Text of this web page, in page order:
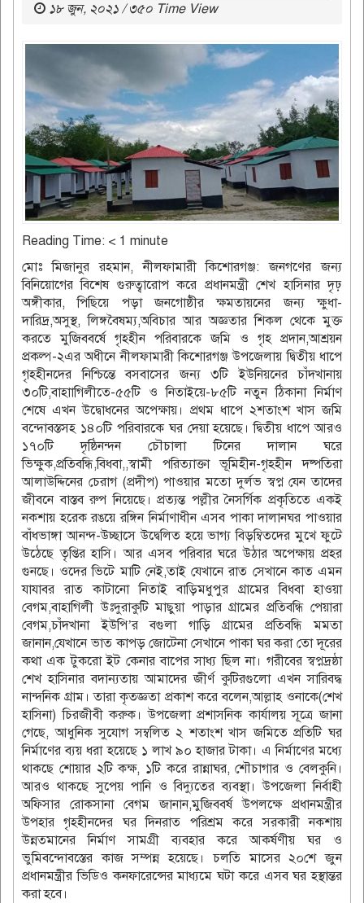
১৮ জুন, ২০২১ / ৩৫০ Time View
Reading Time: < 1 minute
মোঃ মিজানুর রহমান, নীলফামারী কিশোরগঞ্জ: জনগণের জন্য
বিনিয়োগের বিশেষ গুরুত্বারোপ করে প্রধানমন্ত্রী শেখ হাসিনার দৃঢ়
অঙ্গীকার, পিছিয়ে পড়া জনগোষ্ঠীর ক্ষমতায়নের জন্য ক্ষুধা-
দারিদ্র,অসুস্থ, লিঙ্গবৈষম্য,অবিচার আর অজ্ঞতার শিকল থেকে মুক্ত
করতে মুজিববর্ষে গৃহহীন পরিবারকে জমি ও গৃহ প্রদান,আশ্রয়ন
প্রকল্প-২এর অধীনে নীলফামারী কিশোরগঞ্জ উপজেলায় দ্বিতীয় ধাপে
গৃহহীনদের নিশ্চিন্তে বসবাসের জন্য ৩টি ইউনিয়নের চাঁদখানায়
৩০টি,বাহাাগিলীতে-৫৫টি ও নিতাইয়ে-৮৫টি নতুন ঠিকানা নির্মাণ
শেষে এখন উদ্বোধনের অপেক্ষায়। প্রথম ধাপে ২শতাংশ খাস জমি
বন্দোবস্তসহ ১৪০টি পরিবারকে ঘর দেয়া হয়েছে। দ্বিতীয় ধাপে আরও
১৭০টি দৃষ্ঠিনন্দন চৌচালা টিনের দালান ঘরে
ভিক্ষুক,প্রতিবন্ধি,বিধবা,,স্বামী পরিত্যাক্তা ভূমিহীন-গৃহহীন দষ্পতিরা
আলাউদ্দিনের চেরাগ (প্রদীপ) পাওয়ার মতো দুর্লভ স্বপ্ন যেন তাদের
জীবনে বাস্তব রুপ নিয়েছে। প্রত্যন্ত পল্লীর নৈসর্গিক প্রকৃতিতে একই
নকশায় হরেক রঙয়ে রঙ্গিন নির্মাণাধীন এসব পাকা দালানঘর পাওয়ার
বাঁধভাঙ্গা আনন্দ-উচ্ছাসে উদ্বেলিত হয়ে ভাগ্য বিড়ম্বিতদের মুখে ফুটে
উঠেছে তৃপ্তির হাসি। আর এসব পরিবার ঘরে উঠার অপেক্ষায় প্রহর
গুনছে। ওদের ভিটে মাটি নেই,তাই যেখানে রাত সেখানে কাত এমন
যাযাবর রাত কাটানো নিতাই বাড়িমধুপুর গ্রামের বিধবা হাওয়া
বেগম,বাহাগিলী উঃদুরাকুটি মাছুয়া পাড়ার গ্রামের প্রতিবন্ধি পেয়ারা
বেগম,চাঁদখানা ইউপি’র বগুলা গাড়ি গ্রামের প্রতিবন্ধি মমতা
জানান,যেখানে ভাত কাপড় জোটেনা সেখানে পাকা ঘর করা তো দূরের
কথা এক টুকরো ইট কেনার বাপের সাধ্য ছিল না। গরীবের স্বপ্নদ্রষ্ঠা
শেখ হাসিনার বদান্যতায় আমাদের জীর্ণ কুটিরগুলো এখন সারিবদ্ধ
নান্দনিক গ্রাম। তারা কৃতজ্ঞতা প্রকাশ করে বলেন,আল্লাহ ওনাকে(শেখ
হাসিনা) চিরজীবী করুক। উপজেলা প্রশাসনিক কার্যালয় সূত্রে জানা
গেছে, আধুনিক সুযোগ সম্বলিত ২ শতাংশ খাস জমিতে প্রতিটি ঘর
নির্মাণের ব্যয় ধরা হয়েছে ১ লাখ ৯০ হাজার টাকা। এ নির্মাণের মধ্যে
থাকছে শোয়ার ২টি কক্ষ, ১টি করে রান্নাঘর, শৌচাগার ও বেলকুনি।
আরও থাকছে সুপেয় পানি ও বিদ্যুতের ব্যবস্থা। উপজেলা নির্বাহী
অফিসার রোকসানা বেগম জানান,মুজিববর্ষ উপলক্ষে প্রধানমন্ত্রীর
উপহার গৃহহীনদের ঘর দিনরাত পরিশ্রম করে সরকারী নকশায়
উন্নতমানের নির্মাণ সামগ্রী ব্যবহার করে আকর্ষণীয় ঘর ও
ভুমিবন্দোবস্তের কাজ সম্পন্ন হয়েছে। চলতি মাসের ২০শে জুন
প্রধানমন্ত্রীর ভিডিও কনফারেন্সের মাধ্যমে ঘটা করে এসব ঘর হস্থান্তর
করা হবে।